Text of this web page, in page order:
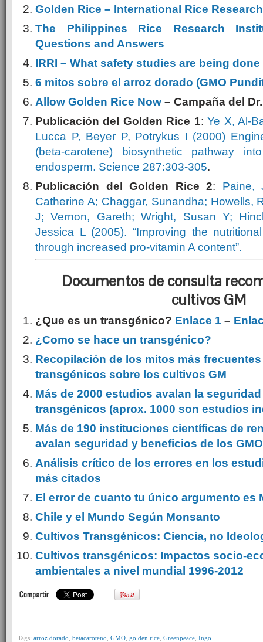
Golden Rice – International Rice
The Philippines Rice Research
Questions and Answers
IRRI – What safety studies are being
6 mitos sobre el arroz dorado (GMO
Allow Golden Rice Now – Campaña del
Publicación del Golden Rice 1:Ye X, Al-
Lucca P, Beyer P, Potrykus I (2000)
(beta-carotene) biosynthetic pathway
endosperm. Science 287:303-305.
Publicación del Golden Rice 2: Paine,
Catherine A; Chaggar, Sunandha; Howells,
J; Vernon, Gareth; Wright, Susan Y;
Jessica L (2005). “Improving the
through increased pro-vitamin A content”.
Documentos de consulta
cultivos GM
¿Que es un transgénico? Enlace 1 –
¿Como se hace un transgénico?
Recopilación de los mitos más
transgénicos sobre los cultivos GM
Más de 2000 estudios avalan la
transgénicos (aprox. 1000 son estudios
Más de 190 instituciones científicas de
avalan seguridad y beneficios de los GMO
Análisis crítico de los errores en los
más citados
El error de cuanto tu único argumento es
Chile y el Mundo Según Monsanto
Cultivos Transgénicos: Ciencia, no
Cultivos transgénicos: Impactos socio-
ambientales a nivel mundial 1996-2012
Tags: arroz dorado betacaroteno GMO golden rice Greenpeace Ingo